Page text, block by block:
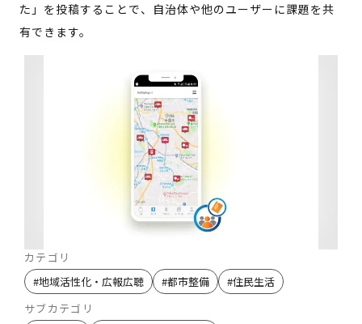
た」を投稿することで、自治体や他のユーザーに課題を共
有できます。
カテゴリ
#地域活性化・広報広聴 #都市整備 #住民生活
サブカテゴリ